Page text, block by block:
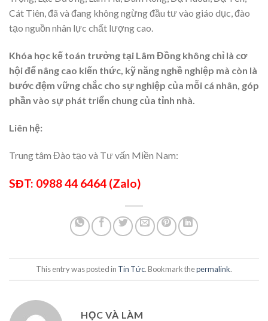
Cát Tiên, đã và đang không ngừng đầu tư vào giáo dục, đào
tạo nguồn nhân lực chất lượng cao.
Khóa học kế toán trưởng tại Lâm Đồng không chỉ là cơ
hội để nâng cao kiến thức, kỹ năng nghề nghiệp mà còn là
bước đệm vững chắc cho sự nghiệp của mỗi cá nhân, góp
phần vào sự phát triển chung của tỉnh nhà.
Liên hệ:
Trung tâm Đào tạo và Tư vấn Miền Nam:
SĐT: 0988 44 6464 (Zalo)
This entry was posted in Tin Tức. Bookmark thepermalink.
HỌC VÀ LÀM